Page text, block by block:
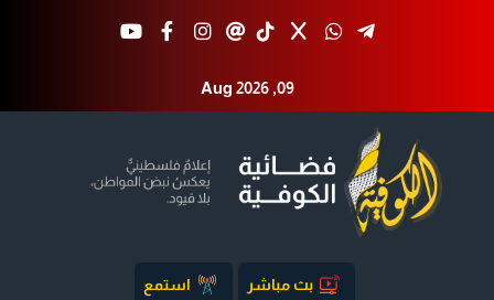
Aug 2026 ,09
بث مباشر استمع